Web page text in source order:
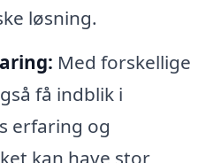
løsning.
Med forskellige
få indblik i
erfaring og
kan have stor